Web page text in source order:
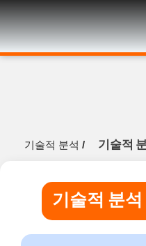
기술적 분석 / 기술적
기술적 분석